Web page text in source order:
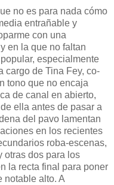
no es para nada cómo
entrañable y
con una
en la que no faltan
especialmente
cargo de Tina Fey, co-
tono que no encaja
de canal en abierto,
ella antes de pasar a
del pavo lamentan
en los recientes
roba-escenas,
otras dos para los
la recta final para poner
notable alto. A